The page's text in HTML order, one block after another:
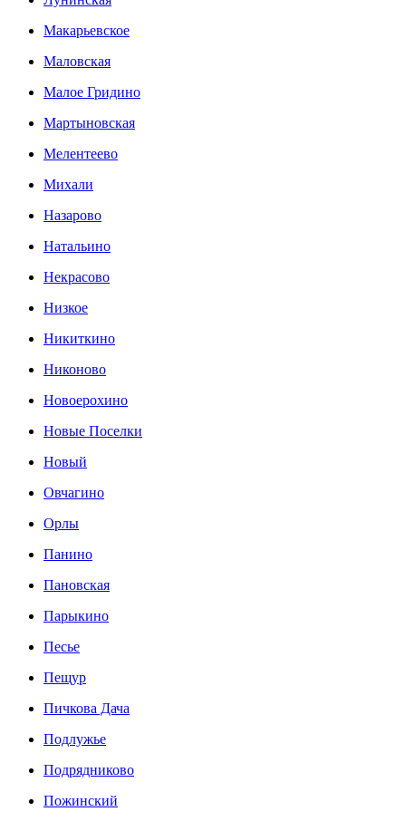
Макарьевское
Маловская
Малое Гридино
Мартыновская
Мелентеево
Михали
Назарово
Натальино
Некрасово
Низкое
Никиткино
Никоново
Новоерохино
Новые Поселки
Новый
Овчагино
Орлы
Панино
Пановская
Парыкино
Песье
Пещур
Пичкова Дача
Подлужье
Подрядниково
Пожинский